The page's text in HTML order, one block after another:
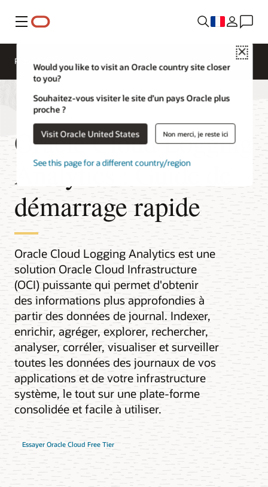
Menu
Close
Would you like to visit an Oracle country site closer
to you?
Souhaitez-vous visiter le site d’un pays Oracle plus
proche ?
Visit Oracle United States Non merci, je reste ici
See this page for a different country/region
Présentation
Oracle Cloud Logging
Analytics : Guide de
démarrage rapide
Oracle Cloud Logging Analytics est une
solution Oracle Cloud Infrastructure
(OCI) puissante qui permet d'obtenir
des informations plus approfondies à
partir des données de journal. Indexer,
enrichir, agréger, explorer, rechercher,
analyser, corréler, visualiser et surveiller
toutes les données des journaux de vos
applications et de votre infrastructure
système, le tout sur une plate-forme
consolidée et facile à utiliser.
Essayer Oracle Cloud Free Tier